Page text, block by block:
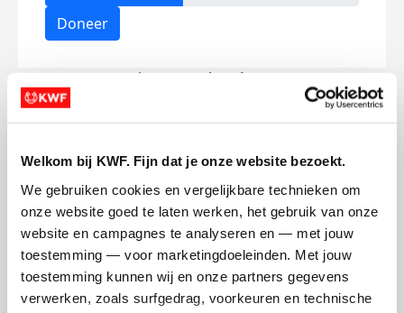
Welkom bij KWF. Fijn dat je onze website bezoekt.
We gebruiken cookies en vergelijkbare technieken om
onze website goed te laten werken, het gebruik van onze
website en campagnes te analyseren en — met jouw
toestemming — voor marketingdoeleinden. Met jouw
toestemming kunnen wij en onze partners gegevens
verwerken, zoals surfgedrag, voorkeuren en technische
Doneer
Simon's badges